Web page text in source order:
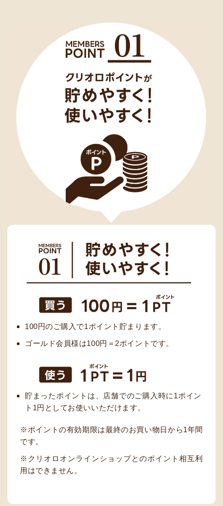
100円のご購入で1ポイント貯まります。
ゴールド会員様は100円＝2ポイントです。
貯まったポイントは、店舗でのご購入時に1ポイン
ト1円としてお使いいただけます。
ポイントの有効期限は最終のお買い物日から1年間
です。
クリオロオンラインショップとのポイント相互利
用はできません。